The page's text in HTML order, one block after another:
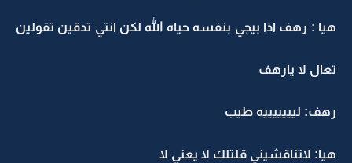
هيا : رهف اذا بيجي بنفسه حياه الله لكن انتي تدقين تقولين
تعال لا يارهف
رهف: ليييييييه طيب
هيا: لاتناقشيني قلتلك لا يعني لا